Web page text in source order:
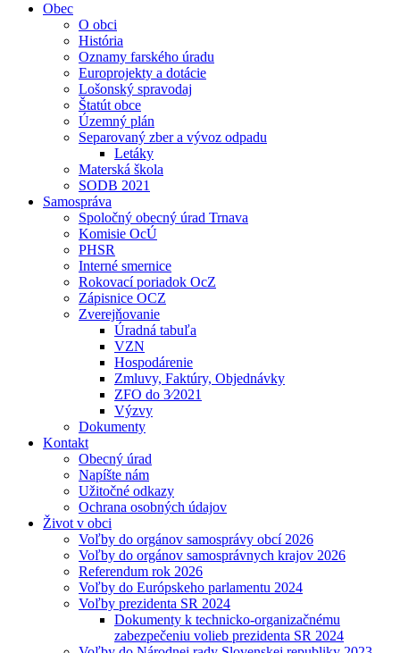
Obec
O obci
História
Oznamy farského úradu
Europrojekty a dotácie
Lošonský spravodaj
Štatút obce
Územný plán
Separovaný zber a vývoz odpadu
Letáky
Materská škola
SODB 2021
Samospráva
Spoločný obecný úrad Trnava
Komisie OcÚ
PHSR
Interné smernice
Rokovací poriadok OcZ
Zápisnice OCZ
Zverejňovanie
Úradná tabuľa
VZN
Hospodárenie
Zmluvy, Faktúry, Objednávky
ZFO do 3⁄2021
Výzvy
Dokumenty
Kontakt
Obecný úrad
Napíšte nám
Užitočné odkazy
Ochrana osobných údajov
Život v obci
Voľby do orgánov samosprávy obcí 2026
Voľby do orgánov samosprávnych krajov 2026
Referendum rok 2026
Voľby do Európskeho parlamentu 2024
Voľby prezidenta SR 2024
Dokumenty k technicko-organizačnému
zabezpečeniu volieb prezidenta SR 2024